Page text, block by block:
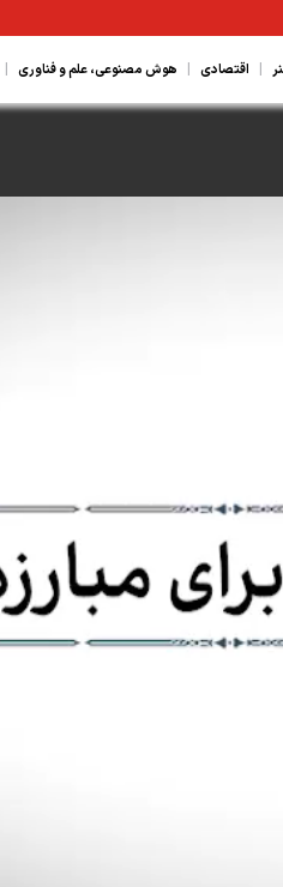
| اقتصادی | هوش مصنوعی، علم و فناوری |